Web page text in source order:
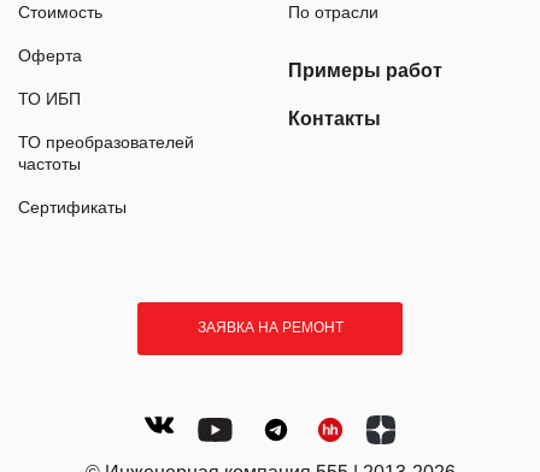
Стоимость
Оферта
ТО ИБП
ТО преобразователей
частоты
Сертификаты
По отрасли
Примеры работ
Контакты
ЗАЯВКА НА РЕМОНТ